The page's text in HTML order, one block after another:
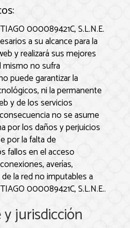
000089421C, S.L.N.E.
a su alcance para la
y realizará sus mejores
mismo no sufra
puede garantizar la
ni la permanente
y de los servicios
no se asume
por los daños y perjuicios
por la falta de
fallos en el acceso
averías,
la red no imputables a
000089421C, S.L.N.E..
jurisdicción